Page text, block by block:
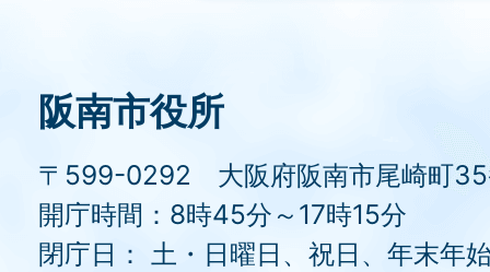
阪南市役所
〒599-0292 大阪府阪南市尾崎町35
開庁時間：8時45分～17時15分
閉庁日： 土・日曜日、祝日、年末年